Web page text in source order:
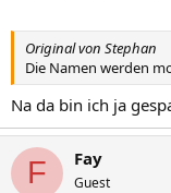
Original von Stephan
Die Namen werden
Na da bin ich ja
F Fay
Guest